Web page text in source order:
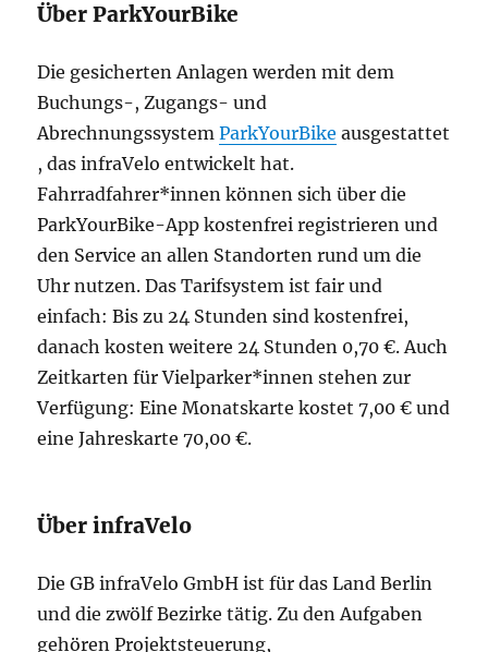
Über ParkYourBike
Die gesicherten Anlagen werden mit dem
Buchungs-, Zugangs- und
AbrechnungssystemParkYourBike ausgestattet
, das infraVelo entwickelt hat.
Fahrradfahrer*innen können sich über die
ParkYourBike-App kostenfrei registrieren und
den Service an allen Standorten rund um die
Uhr nutzen. Das Tarifsystem ist fair und
einfach: Bis zu 24 Stunden sind kostenfrei,
danach kosten weitere 24 Stunden 0,70 €. Auch
Zeitkarten für Vielparker*innen stehen zur
Verfügung: Eine Monatskarte kostet 7,00 € und
eine Jahreskarte 70,00 €.
Über infraVelo
Die GB infraVelo GmbH ist für das Land Berlin
und die zwölf Bezirke tätig. Zu den Aufgaben
gehören Projektsteuerung,